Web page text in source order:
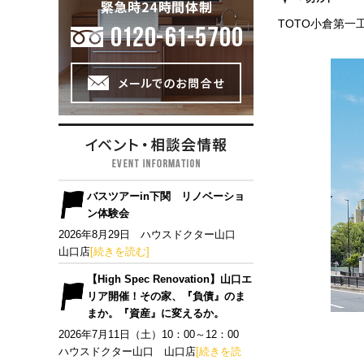
TOTO小倉第一
バスツアーin下関 リノベーショ
ン体験会
2026年8月29日 ハウスドクター山口
山口店[続きを読む]
【High Spec Renovation】山口エ
リア開催！その家、『負債』のま
まか。『資産』に変えるか。
2026年7月11日（土）10：00～12：00
ハウスドクター山口 山口店[続きを読